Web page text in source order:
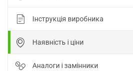
Інструкція виробника
Наявність і ціни
Аналоги і замінники